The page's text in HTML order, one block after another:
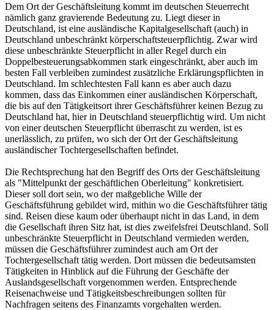
Dem Ort der Geschäftsleitung kommt im deutschen Steuerrecht
nämlich ganz gravierende Bedeutung zu. Liegt dieser in
Deutschland, ist eine ausländische Kapitalgesellschaft (auch) in
Deutschland unbeschränkt körperschaftsteuerpflichtig. Zwar wird
diese unbeschränkte Steuerpflicht in aller Regel durch ein
Doppelbesteuerungsabkommen stark eingeschränkt, aber auch im
besten Fall verbleiben zumindest zusätzliche Erklärungspflichten in
Deutschland. Im schlechtesten Fall kann es aber auch dazu
kommen, dass das Einkommen einer ausländischen Körperschaft,
die bis auf den Tätigkeitsort ihrer Geschäftsführer keinen Bezug zu
Deutschland hat, hier in Deutschland steuerpflichtig wird. Um nicht
von einer deutschen Steuerpflicht überrascht zu werden, ist es
unerlässlich, zu prüfen, wo sich der Ort der Geschäftsleitung
ausländischer Tochtergesellschaften befindet.
Die Rechtsprechung hat den Begriff des Orts der Geschäftsleitung
als "Mittelpunkt der geschäftlichen Oberleitung" konkretisiert.
Dieser soll dort sein, wo der maßgebliche Wille der
Geschäftsführung gebildet wird, mithin wo die Geschäftsführer tätig
sind. Reisen diese kaum oder überhaupt nicht in das Land, in dem
die Gesellschaft ihren Sitz hat, ist dies zweifelsfrei Deutschland. Soll
unbeschränkte Steuerpflicht in Deutschland vermieden werden,
müssen die Geschäftsführer zumindest auch am Ort der
Tochtergesellschaft tätig werden. Dort müssen die bedeutsamsten
Tätigkeiten in Hinblick auf die Führung der Geschäfte der
Auslandsgesellschaft vorgenommen werden. Entsprechende
Reisenachweise und Tätigkeitsbeschreibungen sollten für
Nachfragen seitens des Finanzamts vorgehalten werden.